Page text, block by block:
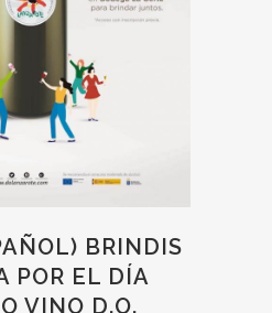
BRINDIS
POR EL DÍA
VINO D.O.